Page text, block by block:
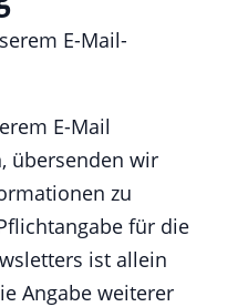
E-Mail-
E-Mail
übersenden wir
zu
für die
ist allein
Angabe weiterer